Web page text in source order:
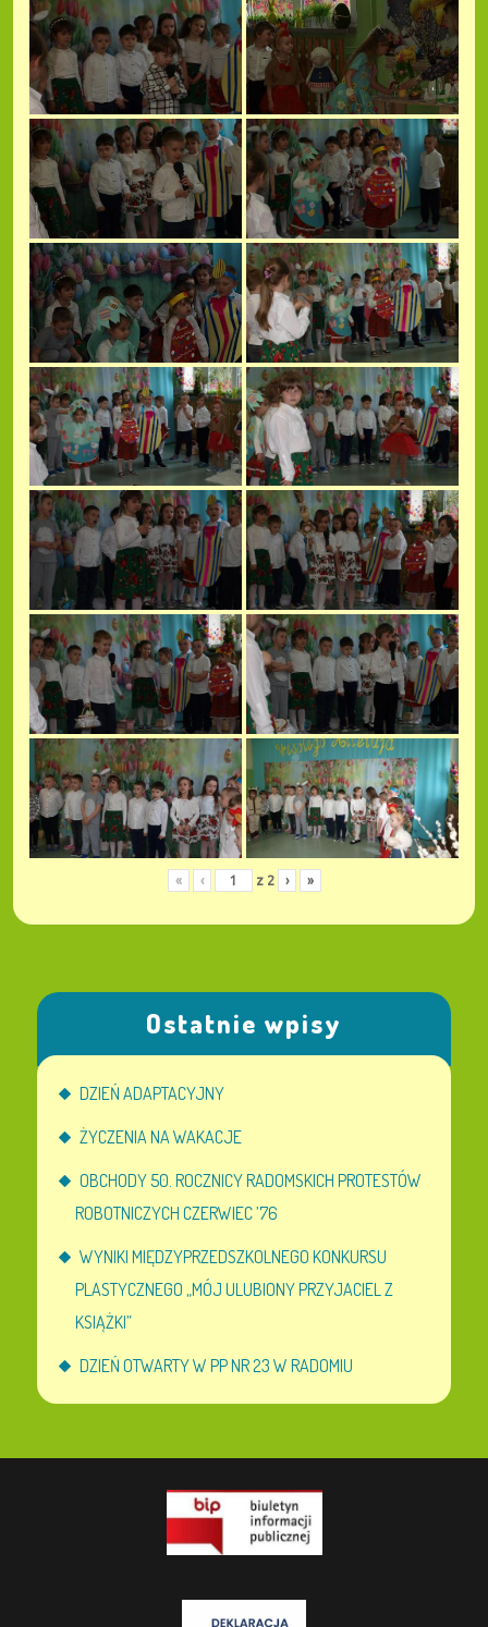
« ‹ z 2 › »
Ostatnie wpisy
DZIEŃ ADAPTACYJNY
ŻYCZENIA NA WAKACJE
OBCHODY 50. ROCZNICY RADOMSKICH PROTESTÓW
ROBOTNICZYCH CZERWIEC ’76
WYNIKI MIĘDZYPRZEDSZKOLNEGO KONKURSU
PLASTYCZNEGO „MÓJ ULUBIONY PRZYJACIEL Z
KSIĄŻKI”
DZIEŃ OTWARTY W PP NR 23 W RADOMIU